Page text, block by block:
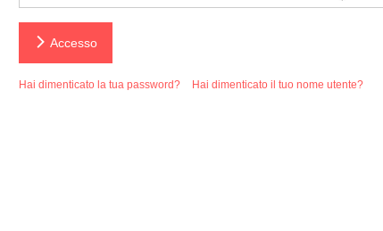
Accesso
Hai dimenticato la tua password? Hai dimenticato il tuo nome utente?